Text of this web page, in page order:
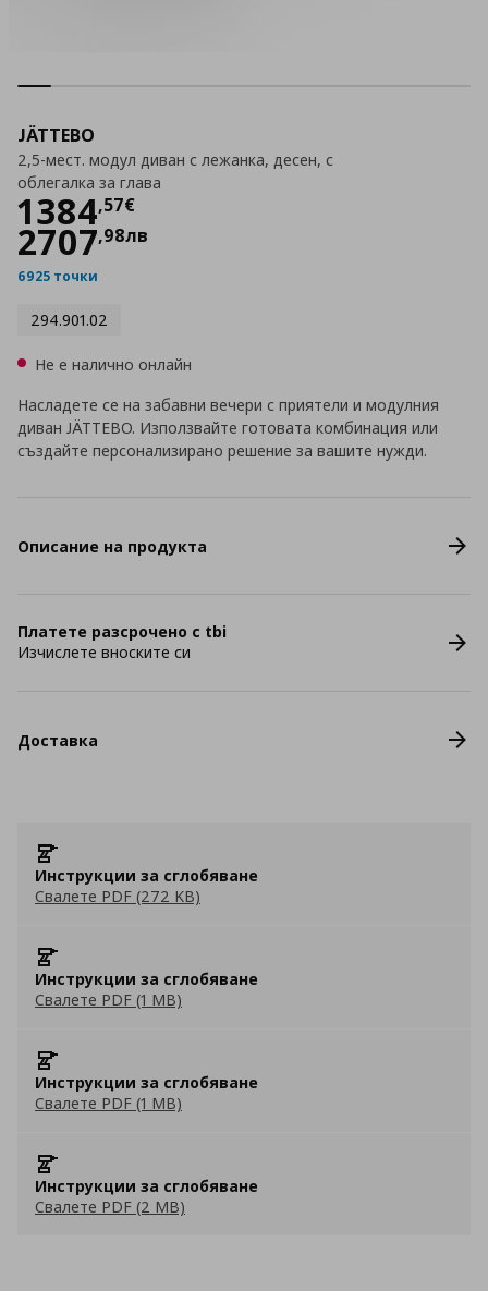
JÄTTEBO
2,5-мест. модул диван с лежанка, десен, с
облегалка за глава
1384,57€
Цена1384,57 €
2707,98лв
6925 точки
294.901.02
Не е налично онлайн
Насладете се на забавни вечери с приятели и модулния
диван JÄTTEBO. Използвайте готовата комбинация или
създайте персонализирано решение за вашите нужди.
Описание на продукта
Платете разсрочено с tbi
Изчислете вноските си
Доставка
Инструкции за сглобяване
Свалете PDF (272 KB)
Инструкции за сглобяване
Свалете PDF (1 MB)
Инструкции за сглобяване
Свалете PDF (1 MB)
Инструкции за сглобяване
Свалете PDF (2 MB)